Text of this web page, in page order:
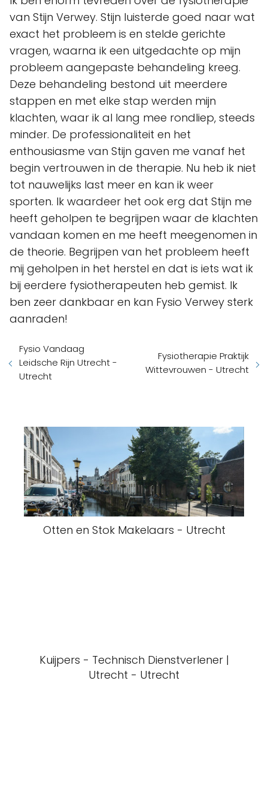
van Stijn Verwey. Stijn luisterde goed naar wat
exact het probleem is en stelde gerichte
vragen, waarna ik een uitgedachte op mijn
probleem aangepaste behandeling kreeg.
Deze behandeling bestond uit meerdere
stappen en met elke stap werden mijn
klachten, waar ik al lang mee rondliep, steeds
minder. De professionaliteit en het
enthousiasme van Stijn gaven me vanaf het
begin vertrouwen in de therapie. Nu heb ik niet
tot nauwelijks last meer en kan ik weer
sporten. Ik waardeer het ook erg dat Stijn me
heeft geholpen te begrijpen waar de klachten
vandaan komen en me heeft meegenomen in
de theorie. Begrijpen van het probleem heeft
mij geholpen in het herstel en dat is iets wat ik
bij eerdere fysiotherapeuten heb gemist. Ik
ben zeer dankbaar en kan Fysio Verwey sterk
aanraden!
Fysio Vandaag
Leidsche Rijn Utrecht -
Utrecht
Fysiotherapie Praktijk
Wittevrouwen - Utrecht
Otten en Stok Makelaars - Utrecht
Kuijpers - Technisch Dienstverlener |
Utrecht - Utrecht